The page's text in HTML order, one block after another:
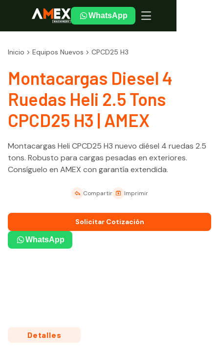
WhatsApp
Inicio Equipos Nuevos CPCD25 H3
Montacargas Diesel 4
Ruedas Heli 2.5 Tons
CPCD25 H3 | AMEX
Montacargas Heli CPCD25 H3 nuevo diésel 4 ruedas 2.5
tons. Robusto para cargas pesadas en exteriores.
Consíguelo en AMEX con garantía extendida.
Compartir Imprimir
Solicitar Cotización
WhatsApp
Detalles